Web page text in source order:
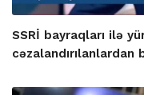
SSRİ bayraqları ilə